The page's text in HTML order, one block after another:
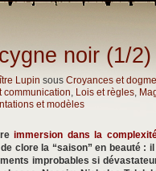
noir (1/2)
Lupin sous Croyances et
communication, Lois et règles,
et modèles
immersion dans la
clore la “saison” en beauté :
improbables si